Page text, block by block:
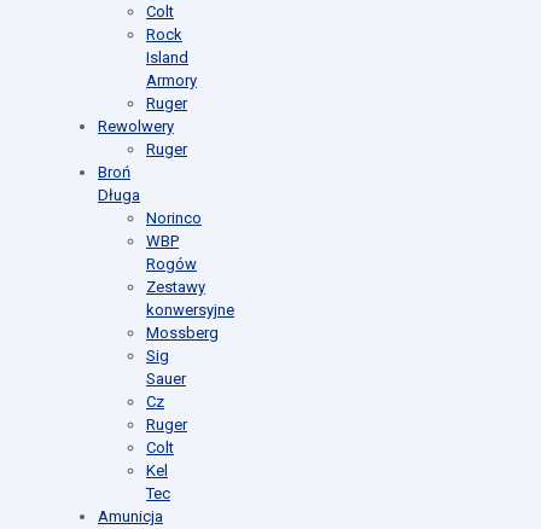
Colt
Rock
Island
Armory
Ruger
Rewolwery
Ruger
Broń
Długa
Norinco
WBP
Rogów
Zestawy
konwersyjne
Mossberg
Sig
Sauer
Cz
Ruger
Colt
Kel
Tec
Amunicja